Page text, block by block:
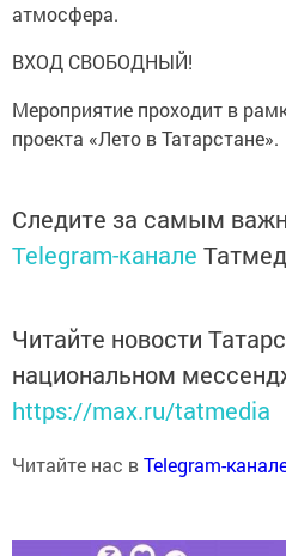
атмосфера.
ВХОД СВОБОДНЫЙ!
Мероприятие проходит в
проекта «Лето в Татарстане».
Следите за самым
Telegram-канале
Читайте новости
национальном
https://max.ru/tatmedia
Читайте нас вTelegram-